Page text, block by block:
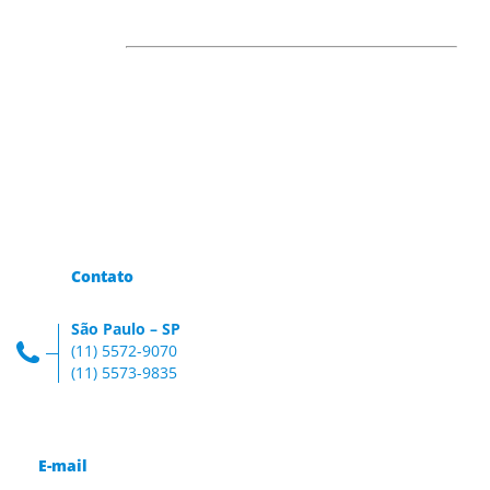
Contato
São Paulo – SP
(11) 5572-9070
(11) 5573-9835
E-mail